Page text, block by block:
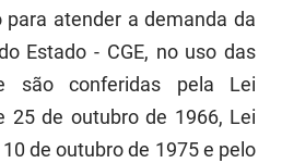
para atender a demanda da
Estado - CGE, no uso das
são conferidas pela Lei
25 de outubro de 1966, Lei
de outubro de 1975 e pelo